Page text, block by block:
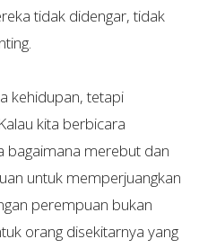
tidak didengar, tidak
kehidupan, tetapi
kita berbicara
bagaimana merebut dan
untuk memperjuangkan
perempuan bukan
orang disekitarnya yang